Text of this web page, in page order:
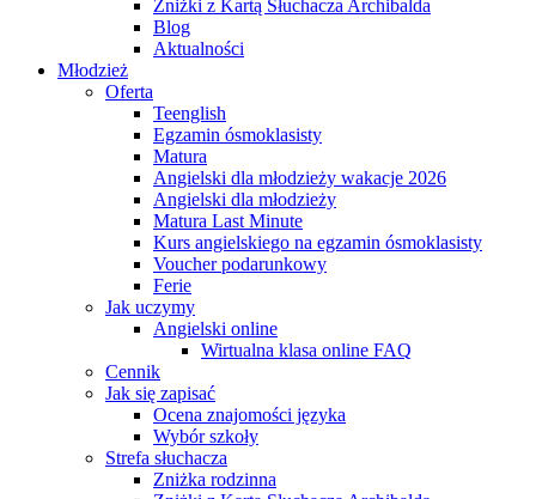
Zniżki z Kartą Słuchacza Archibalda
Blog
Aktualności
Młodzież
Oferta
Teenglish
Egzamin ósmoklasisty
Matura
Angielski dla młodzieży wakacje 2026
Angielski dla młodzieży
Matura Last Minute
Kurs angielskiego na egzamin ósmoklasisty
Voucher podarunkowy
Ferie
Jak uczymy
Angielski online
Wirtualna klasa online FAQ
Cennik
Jak się zapisać
Ocena znajomości języka
Wybór szkoły
Strefa słuchacza
Zniżka rodzinna